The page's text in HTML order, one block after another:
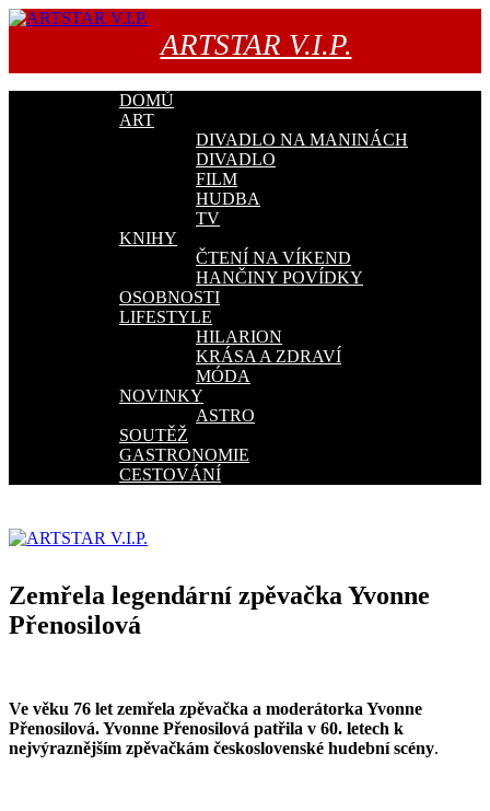
Přejít
webu
ARTSTAR V.I.P.
DOMŮ
ART
DIVADLO NA MANINÁCH
DIVADLO
FILM
HUDBA
TV
KNIHY
ČTENÍ NA VÍKEND
HANČINY POVÍDKY
OSOBNOSTI
LIFESTYLE
HILARION
KRÁSA A ZDRAVÍ
MÓDA
NOVINKY
ASTRO
SOUTĚŽ
GASTRONOMIE
CESTOVÁNÍ
Zemřela legendární zpěvačka Yvonne
Přenosilová
Ve věku 76 let zemřela zpěvačka a moderátorka Yvonne
Přenosilová. Yvonne Přenosilová patřila v 60. letech k
nejvýraznějším zpěvačkám československé hudební scény.